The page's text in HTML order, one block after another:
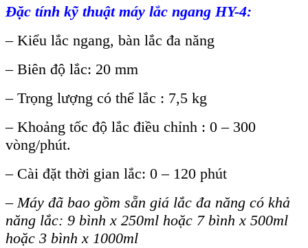
Đặc tính kỹ thuật máy lắc ngang HY-4:
– Kiểu lắc ngang, bàn lắc đa năng
– Biên độ lắc: 20 mm
– Trọng lượng có thể lắc : 7,5 kg
– Khoảng tốc độ lắc điều chỉnh : 0 – 300
vòng/phút.
– Cài đặt thời gian lắc: 0 – 120 phút
– Máy đã bao gồm sẵn giá lắc đa năng có khả
năng lắc: 9 bình x 250ml hoặc 7 bình x 500ml
hoặc 3 bình x 1000ml